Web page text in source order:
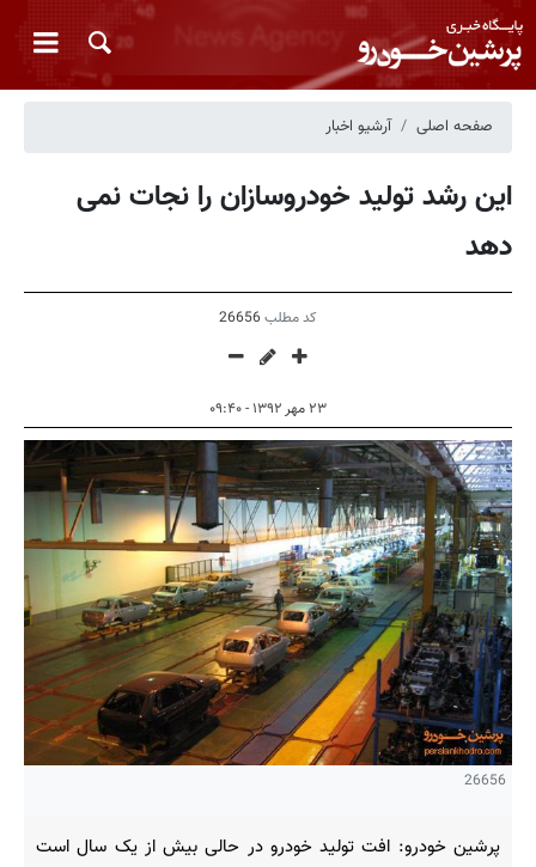
صفحه اصلی آرشیو اخبار
این رشد تولید خودروسازان را نجات نمی
دهد
کد مطلب 26656
۲۳ مهر ۱۳۹۲ - ۰۹:۴۰
26656
پرشین خودرو: افت تولید خودرو در حالی بیش از یک سال است